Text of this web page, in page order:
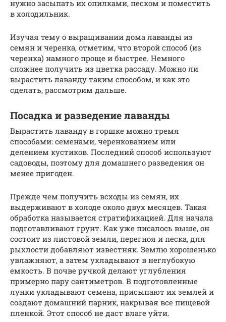
нужно засыпать их опилками, песком и поместить
в холодильник.
Изучая тему о выращивании дома лаванды из
семян и черенка, отметим, что второй способ (из
черенка) намного проще и быстрее. Немного
сложнее получить из цветка рассаду. Можно ли
вырастить лаванду таким способом, и как это
сделать, рассмотрим дальше.
Посадка и разведение лаванды
Вырастить лаванду в горшке можно тремя
способами: семенами, черенкованием или
делением кустиков. Последний способ используют
садоводы, поэтому для домашнего разведения он
менее пригоден.
Прежде чем получить всходы из семян, их
выдерживают в холоде около двух месяцев. Такая
обработка называется стратификацией. Для начала
подготавливают грунт. Как уже писалось выше, он
состоит из листовой земли, перегноя и песка, для
рыхлости добавляют известняк. Землю хорошенько
увлажняют, а затем укладывают в неглубокую
емкость. В почве ручкой делают углубления
примерно пару сантиметров. В подготовленные
лунки укладывают семена, присыпают их землей и
создают домашний парник, накрывая все пищевой
пленкой. Этот способ не даст влаге уйти.